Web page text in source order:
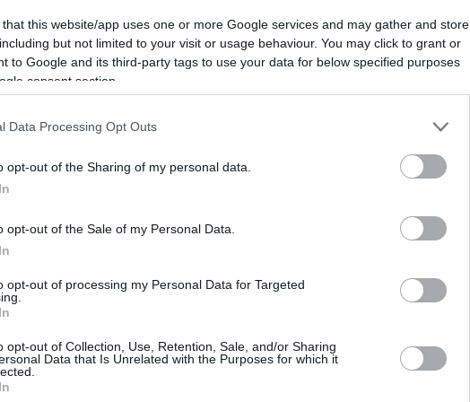
that this website/app uses one or more Google services and may gather and store
but not limited to your visit or usage behaviour. You may click to grant or
to Google and its third-party tags to use your data for below specified purposes
consent section.
Data Processing Opt Outs
opt-out of the Sharing of my personal data.
opt-out of the Sale of my Personal Data.
opt-out of processing my Personal Data for Targeted
opt-out of Collection, Use, Retention, Sale, and/or Sharing
Data that Is Unrelated with the Purposes for which it
δισεκατομμυριούχων στην
Τραμπ - Μασκ, Μπέζος,
στέλνει ένα ισχυρό μήνυμα σε πολλούς
με τον ένα ή τον άλλο τρόπο τον νέο
χιλιάδων θέσεων
ανακοίνωσε ο διευθυντής της